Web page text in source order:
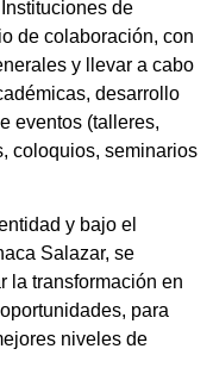
de
de colaboración, con
y llevar a cabo
desarrollo
eventos (talleres,
coloquios, seminarios
y bajo el
Salazar, se
la transformación en
para
niveles de